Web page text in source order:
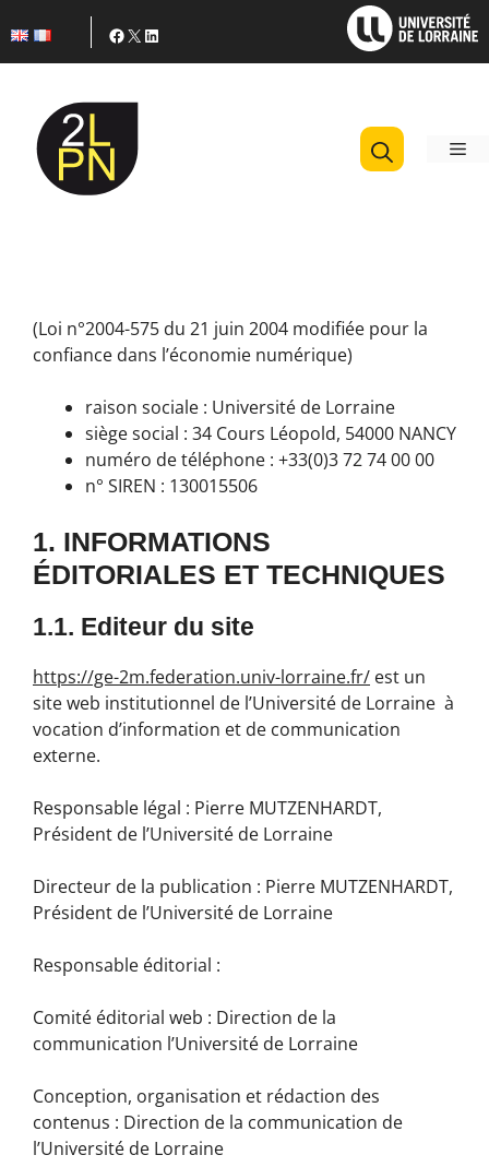
au
contenu
Facebook
X LinkedIn
(Loi n°2004-575 du 21 juin 2004 modifiée pour la
confiance dans l’économie numérique)
raison sociale : Université de Lorraine
siège social : 34 Cours Léopold, 54000 NANCY
numéro de téléphone : +33(0)3 72 74 00 00
n° SIREN : 130015506
1. INFORMATIONS
ÉDITORIALES ET TECHNIQUES
1.1. Editeur du site
https://ge-2m.federation.univ-lorraine.fr/ est un
site web institutionnel de l’Université de Lorraine à
vocation d’information et de communication
externe.
Responsable légal : Pierre MUTZENHARDT,
Président de l’Université de Lorraine
Directeur de la publication : Pierre MUTZENHARDT,
Président de l’Université de Lorraine
Responsable éditorial :
Comité éditorial web : Direction de la
communication l’Université de Lorraine
Conception, organisation et rédaction des
contenus : Direction de la communication de
l’Université de Lorraine